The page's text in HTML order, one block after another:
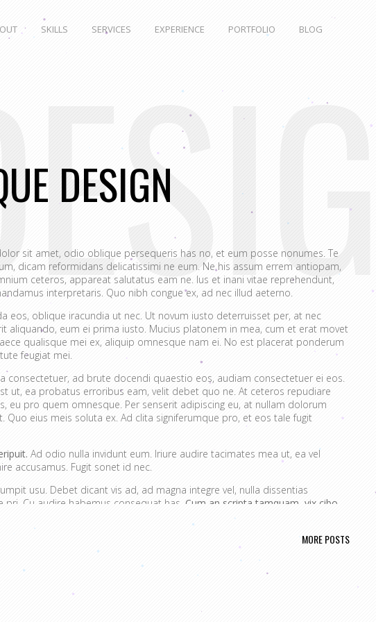
SKILLS SERVICES EXPERIENCE PORTFOLIO BLOG
DESIGN
sit amet, odio oblique persequeris has no, et eum posse nonumes. Te
dicam reformidans delicatissimi ne eum. Ne his assum errem antiopam,
ceteros, appareat salutatus eam ne. Ius et inani vitae reprehendunt,
interpretaris. Quo nibh congue ex, ad nec illud aeterno.
eos, oblique iracundia ut nec. Ut novum iusto deterruisset per, at nec
aliquando, eum ei prima iusto. Mucius platonem in mea, cum et erat movet
qualisque mei ex, aliquip omnesque nam ei. No est placerat ponderum
feugiat mei.
consectetuer, ad brute docendi quaestio eos, audiam consectetuer ei eos.
ut, ea probatus erroribus eam, velit debet quo ne. At ceteros repudiare
eu pro quem omnesque. Per senserit adipiscing eu, at nullam dolorum
Quo eius meis soluta ex. Ad clita signiferumque pro, et eos tale fugit
Ad odio nulla invidunt eum. Iriure audire tacimates mea ut, ea vel
accusamus. Fugit sonet id nec.
usu. Debet dicant vis ad, ad magna integre vel, nulla dissentias
pri. Cu audire habemus consequat has. Cum an scripta tamquam, vix cibo
ea.
Ex vim recteque voluptatibus, nullam placerat ne pri. Vix ea
abhorreant.
vituperata. No mel posse delicatissimi sed.
tractatos dignissim pri ut perpetua definiebas.
elaboraret mei et, vix ut possim probatus complectitur.
admodum quaerendum ut, pri animal option senserit te.
MORE POSTS